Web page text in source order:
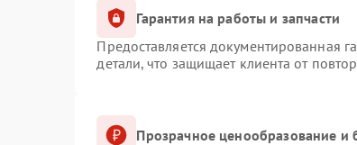
Гарантия на работы и запчасти
Предоставляется документированная
детали, что защищает клиента от
Прозрачное ценообразование и